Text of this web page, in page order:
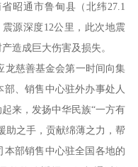
昭通市鲁甸县（北纬27.1
源深度12公里，此次地震
造成巨大伤害及损失。
慈善基金会第一时间向集
、销售中心驻外办事处人
来，发扬中华民族“一方有
助之手，贡献绵薄之力，帮
部销售中心驻全国各地的